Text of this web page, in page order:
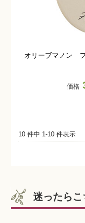
オリーブマノン
価格
10 件中 1-10 件表示
迷ったらこ